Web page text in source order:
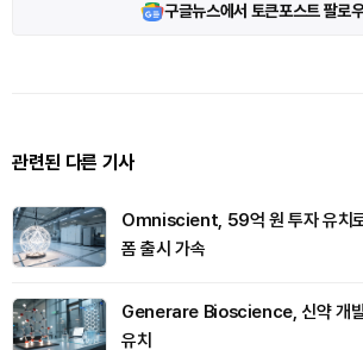
구글뉴스에서 토큰포스트 팔로
관련된 다른 기사
Omniscient, 59억 원 투자 유치
폼 출시 가속
Generare Bioscience, 신약 개발
유치